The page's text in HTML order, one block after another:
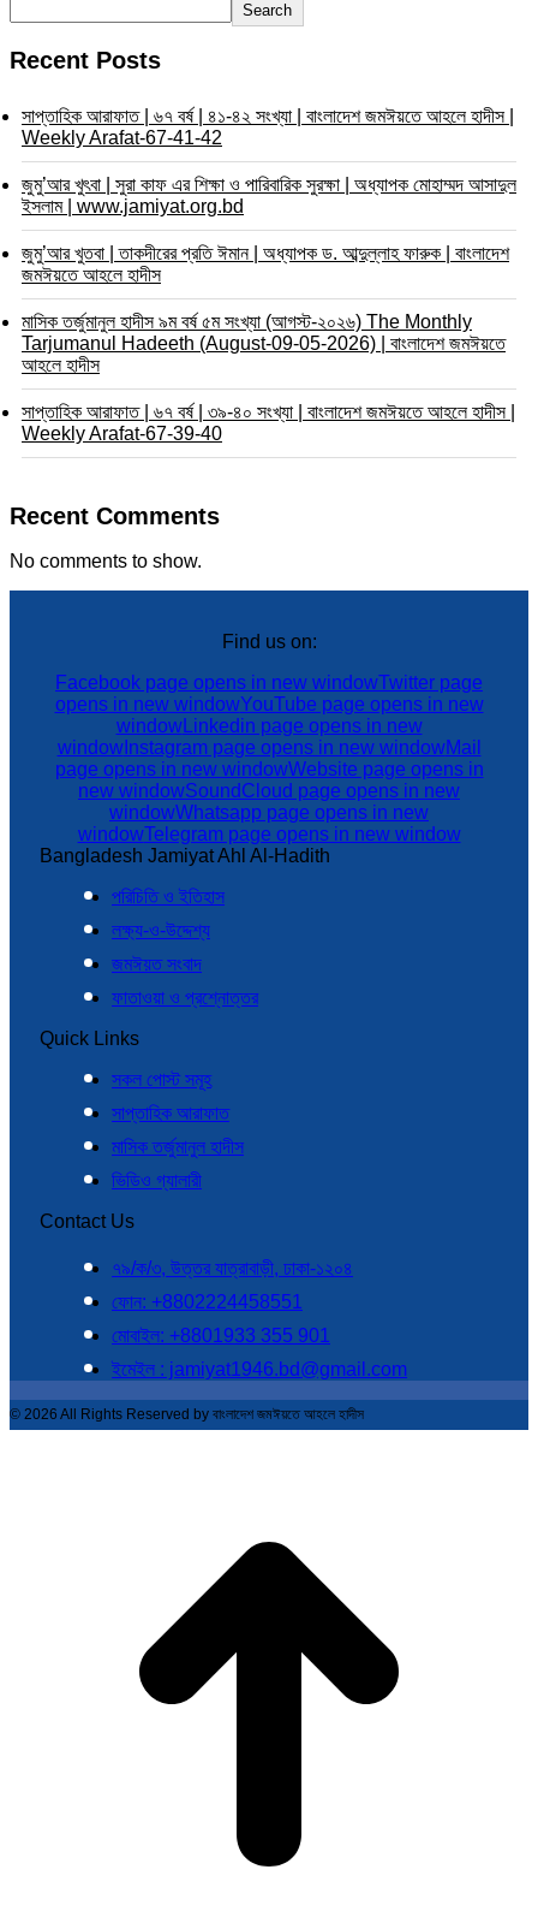
Search
Recent Posts
সাপ্তাহিক আরাফাত | ৬৭ বর্ষ | ৪১-৪২ সংখ্যা | বাংলাদেশ জমঈয়তে আহলে হাদীস |
Weekly Arafat-67-41-42
জুমু’আর খুৎবা | সুরা কাফ এর শিক্ষা ও পারিবারিক সুরক্ষা | অধ্যাপক মোহাম্মদ আসাদুল
ইসলাম | www.jamiyat.org.bd
জুমু’আর খুতবা | তাকদীরের প্রতি ঈমান | অধ্যাপক ড. আব্দুল্লাহ ফারুক | বাংলাদেশ
জমঈয়তে আহলে হাদীস
মাসিক তর্জুমানুল হাদীস ৯ম বর্ষ ৫ম সংখ্যা (আগস্ট-২০২৬) The Monthly
Tarjumanul Hadeeth (August-09-05-2026) | বাংলাদেশ জমঈয়তে
আহলে হাদীস
সাপ্তাহিক আরাফাত | ৬৭ বর্ষ | ৩৯-৪০ সংখ্যা | বাংলাদেশ জমঈয়তে আহলে হাদীস |
Weekly Arafat-67-39-40
Recent Comments
No comments to show.
Find us on:
Facebook page opens in new windowTwitter page
opens in new windowYouTube page opens in new
windowLinkedin page opens in new
windowInstagram page opens in new windowMail
page opens in new windowWebsite page opens in
new windowSoundCloud page opens in new
windowWhatsapp page opens in new
windowTelegram page opens in new window
Bangladesh Jamiyat Ahl Al-Hadith
পরিচিতি ও ইতিহাস
লক্ষ্য-ও-উদ্দেশ্য
জমঈয়ত সংবাদ
ফাতাওয়া ও প্রশ্নোত্তর
Quick Links
সকল পোস্ট সমূহ
সাপ্তাহিক আরাফাত
মাসিক তর্জুমানুল হাদীস
ভিডিও গ্যালারী
Contact Us
৭৯/ক/৩, উত্তর যাত্রাবাড়ী, ঢাকা-১২০৪
ফোন: +8802224458551
মোবাইল: +8801933 355 901
ইমেইল : jamiyat1946.bd@gmail.com
© 2026 All Rights Reserved by বাংলাদেশ জমঈয়তে আহলে হাদীস